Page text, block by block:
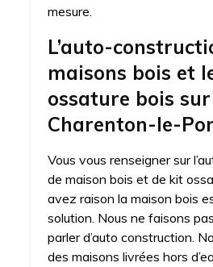
mesure.
L’auto-
maisons bois et
ossature bois sur
Charenton-le-
Vous vous renseigner sur
de maison bois et de kit
avez raison la maison bois
solution. Nous ne faisons
parler d’auto construction.
des maisons livrées hors